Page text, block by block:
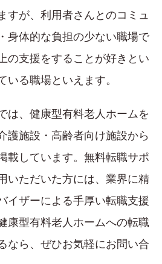
すが、利用者さんとのコミュ
身体的な負担の少ない職場で
の支援をすることが好きとい
いる職場といえます。
は、健康型有料老人ホームを
護施設・高齢者向け施設から
載しています。無料転職サポ
いただいた方には、業界に精
イザーによる手厚い転職支援
康型有料老人ホームへの転職
なら、ぜひお気軽にお問い合